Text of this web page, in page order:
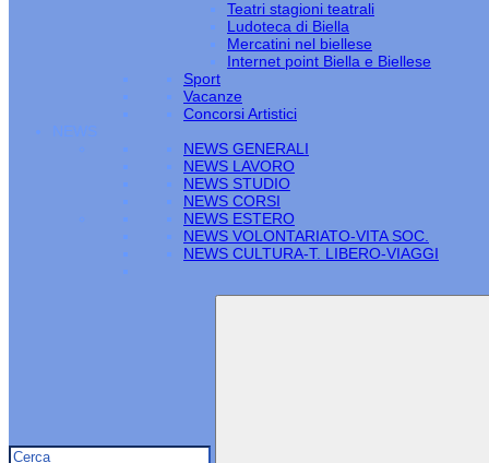
Teatri stagioni teatrali
Ludoteca di Biella
Mercatini nel biellese
Internet point Biella e Biellese
Sport
Vacanze
Concorsi Artistici
NEWS
NEWS GENERALI
NEWS LAVORO
NEWS STUDIO
NEWS CORSI
NEWS ESTERO
NEWS VOLONTARIATO-VITA SOC.
NEWS CULTURA-T. LIBERO-VIAGGI